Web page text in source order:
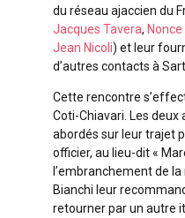
du réseau ajaccien du
Jacques Tavera,
Jean Nicoli) et leur
d’autres contacts à
Cette rencontre
Coti-Chiavari. Les
abordés sur leur trajet
officier, au lieu-dit «
l’embranchement de
Bianchi leur
retourner par un autre